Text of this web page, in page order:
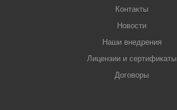
Контакты
Новости
Наши внедрения
Лицензии и сертификаты
Договоры